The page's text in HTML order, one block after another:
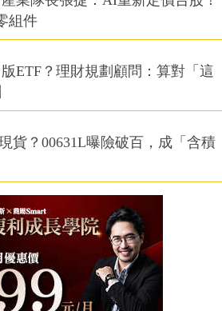
組件
ETF？理財規劃顧問：算對「這
貨？00631L曝險破百，成「含積